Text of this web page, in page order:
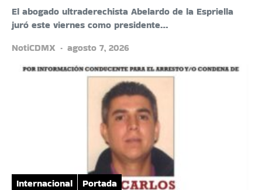
El abogado ultraderechista Abelardo de la Espriella
juró este viernes como presidente…
NotiCDMX
agosto 7, 2026
Internacional Portada